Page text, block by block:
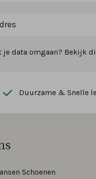
je data omgaan? Bekijk
Duurzame & Snelle
Schoenen